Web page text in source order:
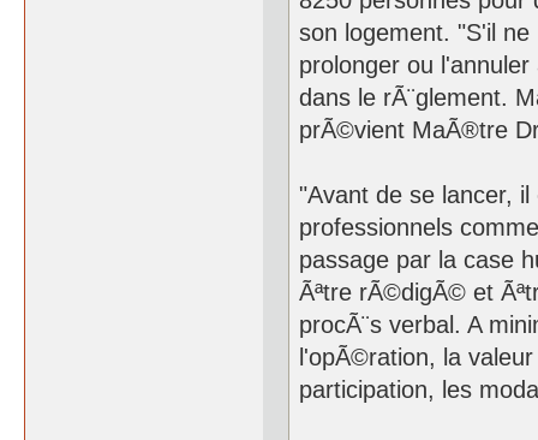
son logement. "S'il
prolonger ou
dans le rÃ¨glement.
prÃ©vient MaÃ®tre
"Avant de se lancer,
professionnels
passage par la case
Ãªtre rÃ©digÃ© et
procÃ¨s verbal. A
l'opÃ©ration, la
participation, les